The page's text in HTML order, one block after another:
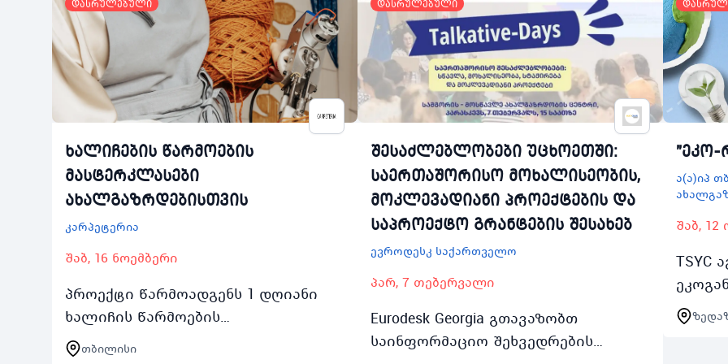
დასრულებული
ხალიჩების წარმოების
მასტერკლასები
ახალგაზრდებისთვის
კარპეტერია
შაბ, 16 ნოემბერი
პროექტი წარმოადგენს 1 დღიანი
ხალიჩის წარმოების
მასტერკლასების სერიას რომელიც
თბილისი
დასრულებული
შესაძლებლობები უცხოეთში:
საერთაშორისო მოხალისეობის,
მოკლევადიანი პროექტების და
საპროექტო გრანტების შესახებ
ევროდესკ საქართველო
პარ, 7 თებერვალი
Eurodesk Georgia გთავაზობთ
საინფორმაციო შეხვედრების
"ეკო-
ა(ა)იპ
შაბ,
TSYC